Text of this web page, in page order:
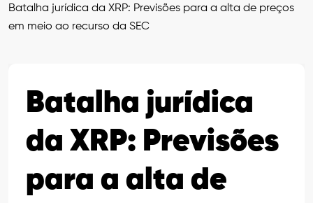
Batalha jurídica da XRP: Previsões para a alta de preços
em meio ao recurso da SEC
Batalha jurídica
da XRP: Previsões
para a alta de